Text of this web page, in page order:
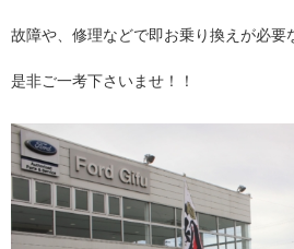
故障や、修理などで即お乗り換えが必要
是非ご一考下さいませ！！